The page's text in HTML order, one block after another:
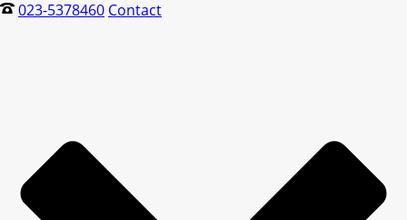
023-5378460 Contact